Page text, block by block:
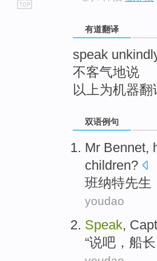
有道翻译
speak
不客气地说
以上为机器
双语例句
Mr Bennet,
children?
班纳特先生
youdao
Speak,
“说吧 ， 船长